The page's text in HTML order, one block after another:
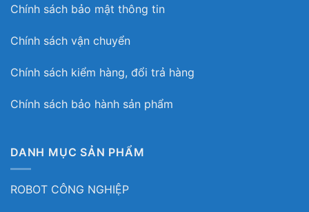
Chính sách bảo mật thông tin
Chính sách vận chuyển
Chính sách kiểm hàng, đổi trả hàng
Chính sách bảo hành sản phẩm
DANH MỤC SẢN PHẨM
ROBOT CÔNG NGHIỆP